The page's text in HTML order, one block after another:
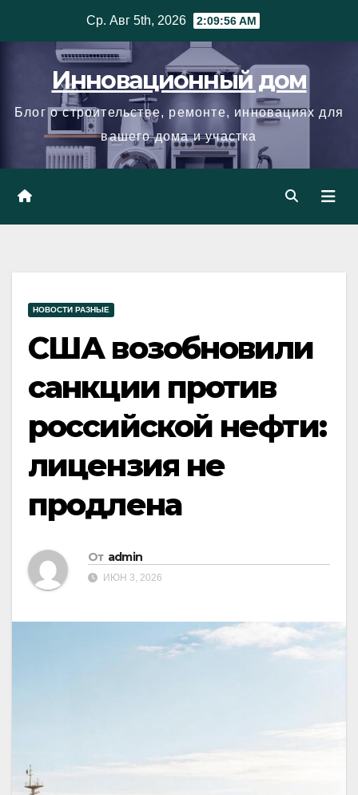
Ср. Авг 5th, 2026 2:09:57 AM
Инновационный дом
Блог о строительстве, ремонте, инновациях для
вашего дома и участка
НОВОСТИ РАЗНЫЕ
США возобновили
санкции против
российской нефти:
лицензия не
продлена
От admin
ИЮН 3, 2026